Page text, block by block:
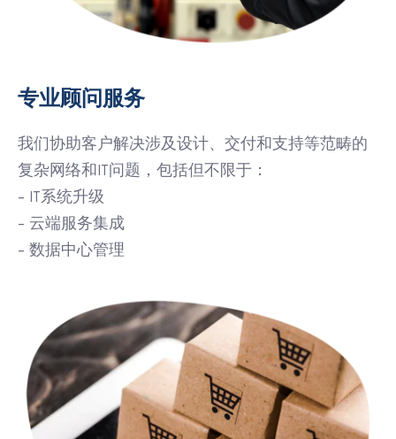
专业顾问服务
我们协助客户解决涉及设计、交付和支持等范畴的
复杂网络和IT问题，包括但不限于：
- IT系统升级
- 云端服务集成
- 数据中心管理